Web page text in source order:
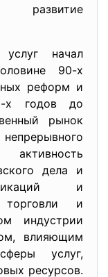
развитие
начал
90-х
реформ и
х годов до
рынок
дела и
и
торговли и
индустрии
влияющим
услуг,
ресурсов.